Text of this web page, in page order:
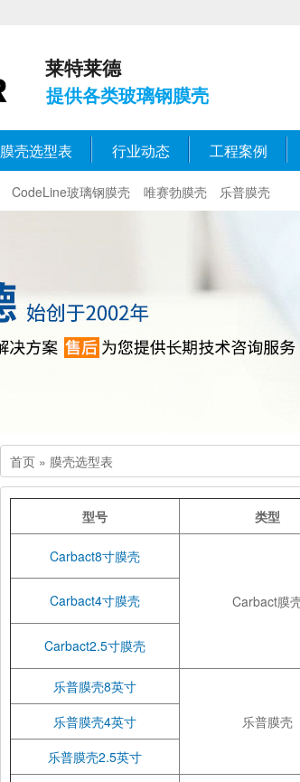
莱特莱德
提供各类玻璃钢膜壳
膜壳选型表 行业动态 工程案例
CodeLine玻璃钢膜壳 唯赛勃膜壳 乐普膜壳
首页 » 膜壳选型表
型号 类型
Carbact8寸膜壳
Carbact膜
Carbact4寸膜壳
Carbact2.5寸膜壳
乐普膜壳8英寸
乐普膜壳
乐普膜壳4英寸
乐普膜壳2.5英寸